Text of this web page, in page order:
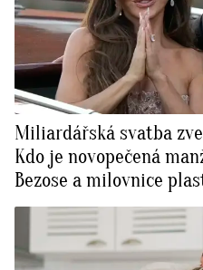
Miliardářská svatba
Kdo je novopečená
Bezose a milovnice